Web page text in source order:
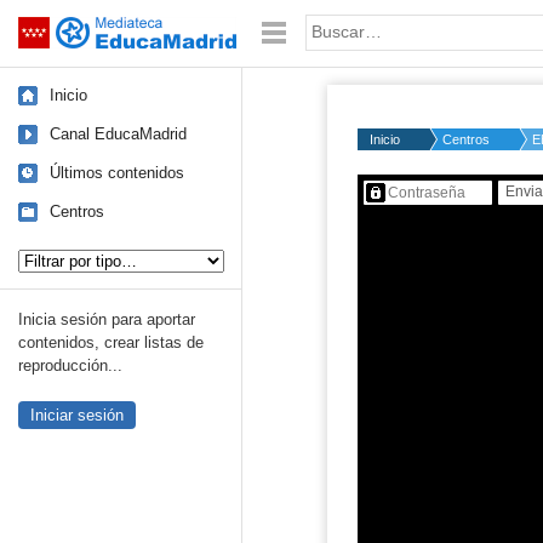
Saltar navegación Palabra o frase:
Inicio
Canal EducaMadrid
Últimos contenidos
Centros
Inicia sesión para aportar
contenidos, crear listas de
reproducción...
Iniciar sesión
Inicio Centros
Contenido protegido…